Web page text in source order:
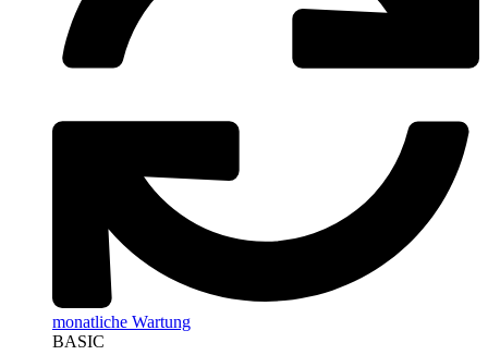
monatliche Wartung
BASIC